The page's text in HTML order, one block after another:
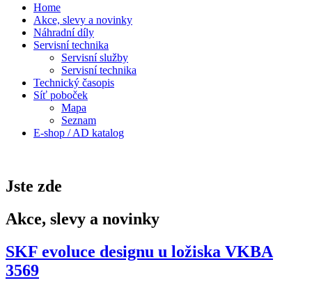
Home
Akce, slevy a novinky
Náhradní díly
Servisní technika
Servisní služby
Servisní technika
Technický časopis
Síť poboček
Mapa
Seznam
E-shop / AD katalog
Jste zde
Akce, slevy a novinky
SKF evoluce designu u ložiska VKBA
3569